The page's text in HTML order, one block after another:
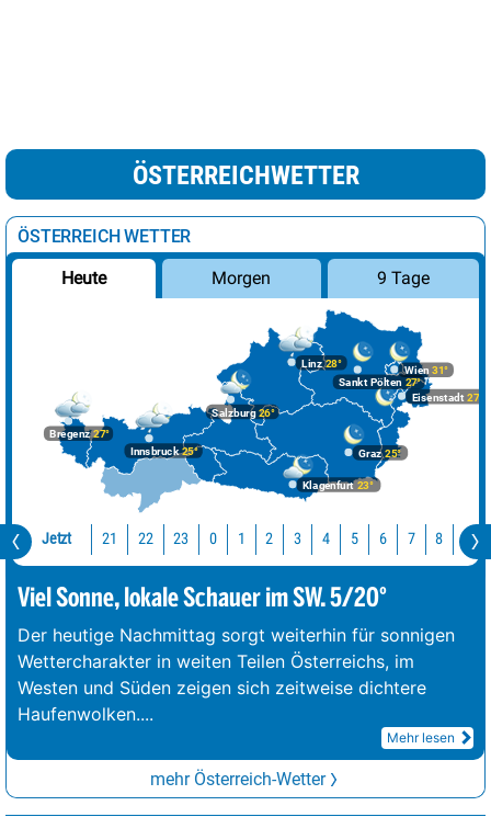
ÖSTERREICHWETTER
ÖSTERREICH WETTER
Heute Morgen 9 Tage
Bregenz27°
Graz25°
Innsbruck25°
Klagenfurt 23°
Linz28°
Salzburg26°
Wien 31°
Eisenstadt 27°
Sankt Pölten 27°
Jetzt 21 22 23 0 1 2 3 4 5 6 7 8
Viel Sonne, lokale Schauer im SW. 5/20°
Der heutige Nachmittag sorgt weiterhin für sonnigen
Wettercharakter in weiten Teilen Österreichs, im
Westen und Süden zeigen sich zeitweise dichtere
Haufenwolken....
Mehr lesen
mehr Österreich-Wetter